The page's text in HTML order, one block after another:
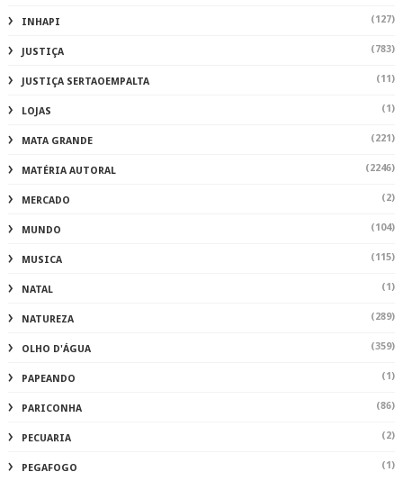
INHAPI (127)
JUSTIÇA (783)
JUSTIÇA SERTAOEMPALTA (11)
LOJAS (1)
MATA GRANDE (221)
MATÉRIA AUTORAL (2246)
MERCADO (2)
MUNDO (104)
MUSICA (115)
NATAL (1)
NATUREZA (289)
OLHO D'ÁGUA (359)
PAPEANDO (1)
PARICONHA (86)
PECUARIA (2)
PEGAFOGO (1)